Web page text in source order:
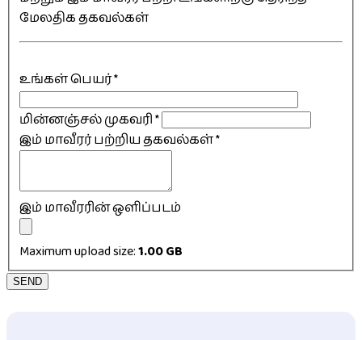
மேலதிக தகவல்கள்
உங்கள் பெயர்*
மின்னஞ்சல் முகவரி*
இம் மாவீரர் பற்றிய தகவல்கள்*
இம் மாவீரரின் ஒளிப்படம்
Maximum upload size:1.00 GB
SEND